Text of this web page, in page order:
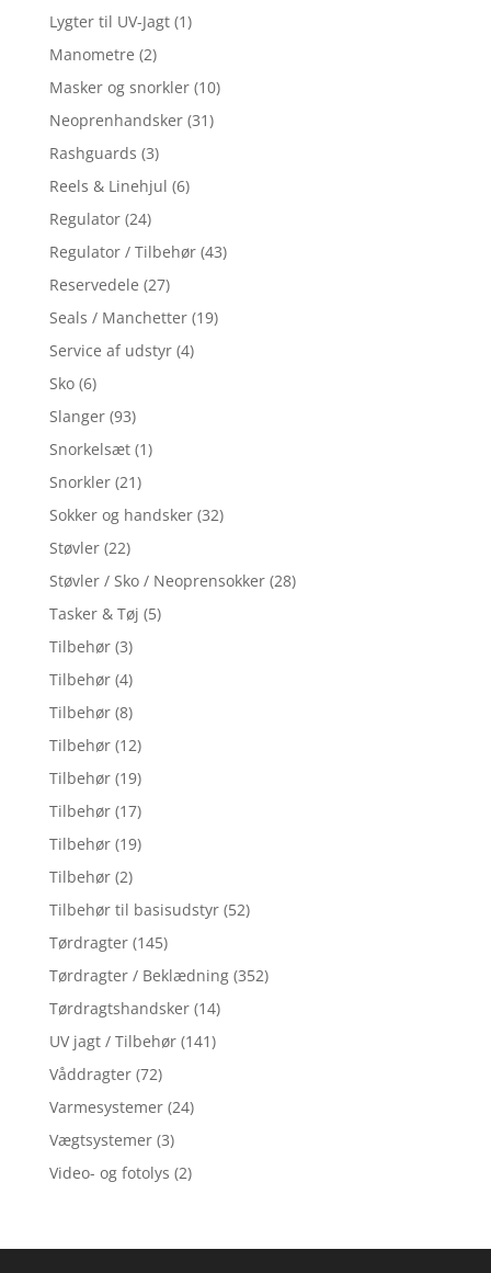
Lygter til UV-Jagt (1)
Manometre (2)
Masker og snorkler (10)
Neoprenhandsker (31)
Rashguards (3)
Reels & Linehjul (6)
Regulator (24)
Regulator / Tilbehør (43)
Reservedele (27)
Seals / Manchetter (19)
Service af udstyr (4)
Sko (6)
Slanger (93)
Snorkelsæt (1)
Snorkler (21)
Sokker og handsker (32)
Støvler (22)
Støvler / Sko / Neoprensokker (28)
Tasker & Tøj (5)
Tilbehør (3)
Tilbehør (4)
Tilbehør (8)
Tilbehør (12)
Tilbehør (19)
Tilbehør (17)
Tilbehør (19)
Tilbehør (2)
Tilbehør til basisudstyr (52)
Tørdragter (145)
Tørdragter / Beklædning (352)
Tørdragtshandsker (14)
UV jagt / Tilbehør (141)
Våddragter (72)
Varmesystemer (24)
Vægtsystemer (3)
Video- og fotolys (2)